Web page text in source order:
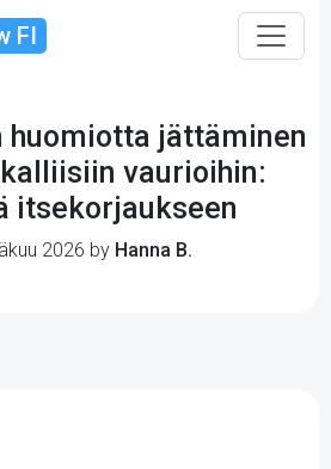
FI
huomiotta jättäminen
vaurioihin:
itsekorjaukseen
2026 by Hanna B.